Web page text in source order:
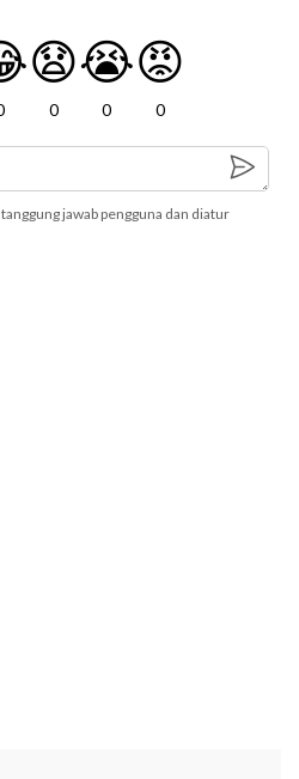
😧
0
😭
0
😡
0
jawab pengguna dan diatur